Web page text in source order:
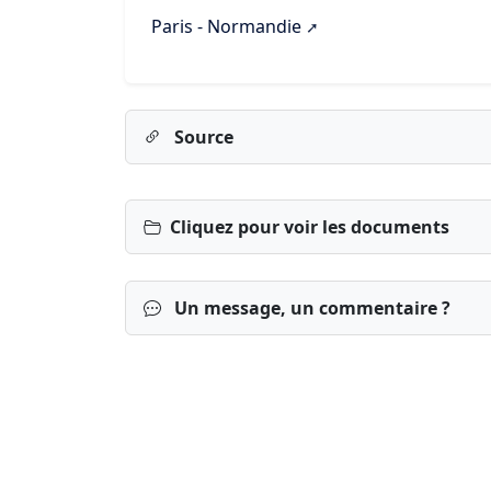
Paris - Normandie
Source
Cliquez pour voir les documents
Un message, un commentaire ?